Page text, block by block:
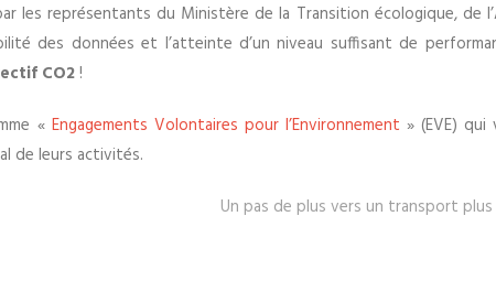
les représentants du Ministère de la Transition écologique, de
des données et l’atteinte d’un niveau suffisant de
CO2!
« Engagements Volontaires pour l’Environnement » (EVE) qui
de leurs activités.
Un pas de plus vers un transport